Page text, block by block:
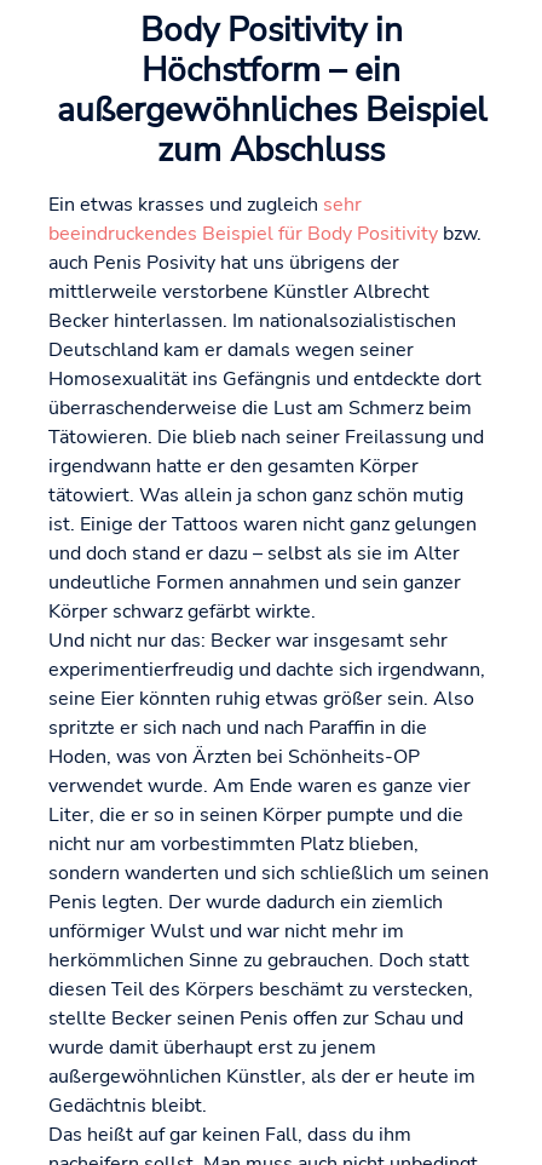
Body Positivity in
Höchstform – ein
außergewöhnliches Beispiel
zum Abschluss
Ein etwas krasses und zugleich sehr
beeindruckendes Beispiel für Body Positivity bzw.
auch Penis Posivity hat uns übrigens der
mittlerweile verstorbene Künstler Albrecht
Becker hinterlassen. Im nationalsozialistischen
Deutschland kam er damals wegen seiner
Homosexualität ins Gefängnis und entdeckte dort
überraschenderweise die Lust am Schmerz beim
Tätowieren. Die blieb nach seiner Freilassung und
irgendwann hatte er den gesamten Körper
tätowiert. Was allein ja schon ganz schön mutig
ist. Einige der Tattoos waren nicht ganz gelungen
und doch stand er dazu – selbst als sie im Alter
undeutliche Formen annahmen und sein ganzer
Körper schwarz gefärbt wirkte.
Und nicht nur das: Becker war insgesamt sehr
experimentierfreudig und dachte sich irgendwann,
seine Eier könnten ruhig etwas größer sein. Also
spritzte er sich nach und nach Paraffin in die
Hoden, was von Ärzten bei Schönheits-OP
verwendet wurde. Am Ende waren es ganze vier
Liter, die er so in seinen Körper pumpte und die
nicht nur am vorbestimmten Platz blieben,
sondern wanderten und sich schließlich um seinen
Penis legten. Der wurde dadurch ein ziemlich
unförmiger Wulst und war nicht mehr im
herkömmlichen Sinne zu gebrauchen. Doch statt
diesen Teil des Körpers beschämt zu verstecken,
stellte Becker seinen Penis offen zur Schau und
wurde damit überhaupt erst zu jenem
außergewöhnlichen Künstler, als der er heute im
Gedächtnis bleibt.
Das heißt auf gar keinen Fall, dass du ihm